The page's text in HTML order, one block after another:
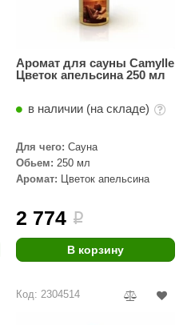
Аромат для сауны Camylle
Цветок апельсина 250 мл
в наличии (на складе)
Для чего: Сауна
Обьем: 250 мл
Аромат: Цветок апельсина
2 774 i
В корзину
Код: 2304514